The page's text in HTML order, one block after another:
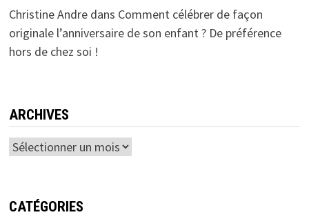
Christine Andredans Comment célébrer de façon
originale l’anniversaire de son enfant ? De préférence
hors de chez soi !
ARCHIVES
Archives
CATÉGORIES